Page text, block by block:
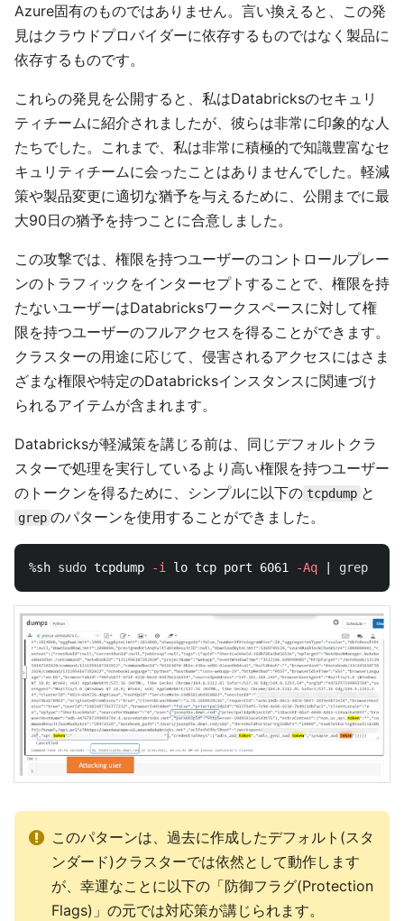
Azure固有のものではありません。言い換えると、この発
見はクラウドプロバイダーに依存するものではなく製品に
依存するものです。
これらの発見を公開すると、私はDatabricksのセキュリ
ティチームに紹介されましたが、彼らは非常に印象的な人
たちでした。これまで、私は非常に積極的で知識豊富なセ
キュリティチームに会ったことはありませんでした。軽減
策や製品変更に適切な猶予を与えるために、公開までに最
大90日の猶予を持つことに合意しました。
この攻撃では、権限を持つユーザーのコントロールプレー
ンのトラフィックをインターセプトすることで、権限を持
たないユーザーはDatabricksワークスペースに対して権
限を持つユーザーのフルアクセスを得ることができます。
クラスターの用途に応じて、侵害されるアクセスにはさま
ざまな権限や特定のDatabricksインスタンスに関連づけ
られるアイテムが含まれます。
Databricksが軽減策を講じる前は、同じデフォルトクラ
スターで処理を実行しているより高い権限を持つユーザー
のトークンを得るために、シンプルに以下の tcpdump と
grep のパターンを使用することができました。
%sh sudo tcpdump -i lo tcp port 6061 -Aq | grep
このパターンは、過去に作成したデフォルト(スタ
ンダード)クラスターでは依然として動作します
が、幸運なことに以下の「防御フラグ(Protection
Flags)」の元では対応策が講じられます。